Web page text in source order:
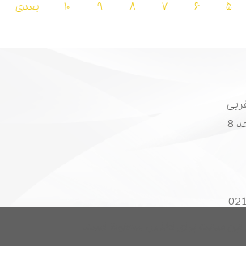
۵ ۶ ۷ ۸ ۹ ۱۰ بعدی
پاساژ سرامیک تهران واحد 8